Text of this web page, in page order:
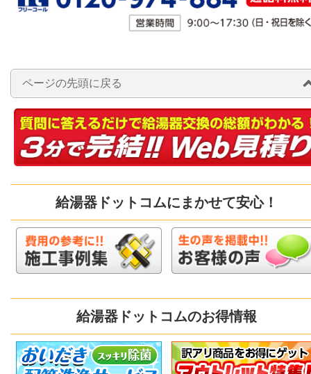
ページの先頭に戻る
給湯器ドットコムにまかせて安心！
給湯器ドットコムのお得情報